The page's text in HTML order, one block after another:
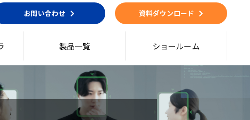
お問い合わせ 資料ダウンロード
製品一覧 ショールーム